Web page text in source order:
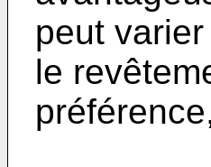
peut
le